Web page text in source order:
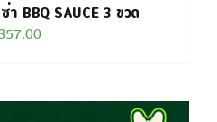
BBQ SAUCE 3 ขวด